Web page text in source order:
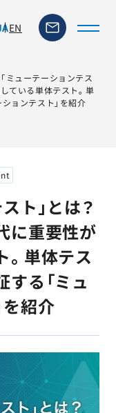
EN
「ミューテーションテス
ている単体テスト。単
ョンテスト」を紹介
ト」とは？
に重要性が
。単体テス
る「ミュ
紹介